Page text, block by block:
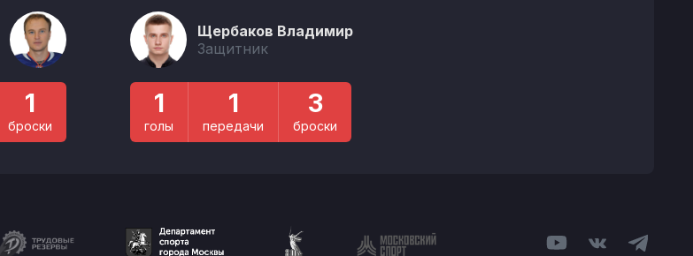
1
броски
Щербаков Владимир
Защитник
1
голы
1
передачи
3
броски